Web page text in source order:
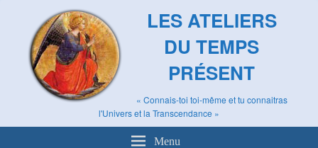
LES ATELIERS
DU TEMPS
PRÉSENT
« Connais-toi toi-même et tu connaitras
l'Univers et la Transcendance »
Menu